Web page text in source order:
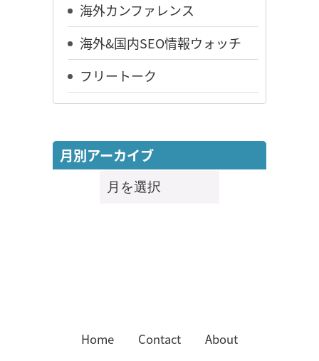
海外カンファレンス
海外&国内SEO情報ウォッチ
フリートーク
月別アーカイブ
月
別
Home Contact About